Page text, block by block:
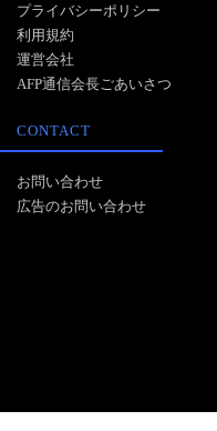
プライバシーポリシー
利用規約
運営会社
AFP通信会長ごあいさつ
CONTACT
お問い合わせ
広告のお問い合わせ